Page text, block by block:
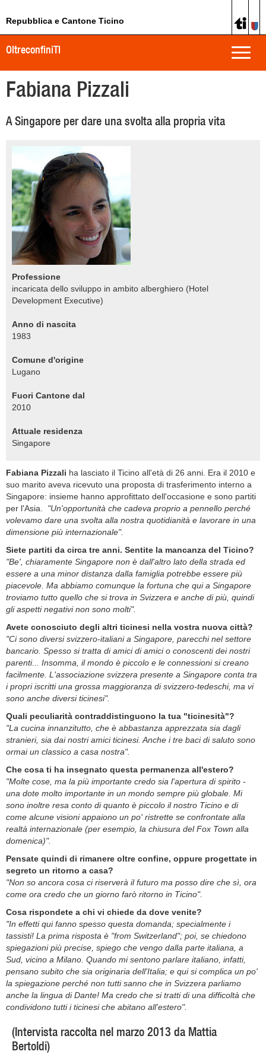
Repubblica e Cantone Ticino
Toggle
OltreconfiniTI
Fabiana Pizzali
A Singapore per dare una svolta alla propria vita
Professione
incaricata dello sviluppo in ambito alberghiero (Hotel
Development Executive)
Anno di nascita
1983
Comune d'origine
Lugano
Fuori Cantone dal
2010
Attuale residenza
Singapore
Fabiana Pizzali ha lasciato il Ticino all'età di 26 anni. Era il 2010 e
suo marito aveva ricevuto una proposta di trasferimento interno a
Singapore: insieme hanno approfittato dell'occasione e sono partiti
per l'Asia. "Un'opportunità che cadeva proprio a pennello perché
volevamo dare una svolta alla nostra quotidianità e lavorare in una
dimensione più internazionale".
Siete partiti da circa tre anni. Sentite la mancanza del Ticino?
"Be', chiaramente Singapore non è dall'altro lato della strada ed
essere a una minor distanza dalla famiglia potrebbe essere più
piacevole. Ma abbiamo comunque la fortuna che qui a Singapore
troviamo tutto quello che si trova in Svizzera e anche di più, quindi
gli aspetti negativi non sono molti".
Avete conosciuto degli altri ticinesi nella vostra nuova città?
"Ci sono diversi svizzero-italiani a Singapore, parecchi nel settore
bancario. Spesso si tratta di amici di amici o conoscenti dei nostri
parenti... Insomma, il mondo è piccolo e le connessioni si creano
facilmente. L'associazione svizzera presente a Singapore conta tra
i propri iscritti una grossa maggioranza di svizzero-tedeschi, ma vi
sono anche diversi ticinesi".
Quali peculiarità contraddistinguono la tua "ticinesità"?
"La cucina innanzitutto, che è abbastanza apprezzata sia dagli
stranieri, sia dai nostri amici ticinesi. Anche i tre baci di saluto sono
ormai un classico a casa nostra".
Che cosa ti ha insegnato questa permanenza all'estero?
"Molte cose, ma la più importante credo sia l'apertura di spirito -
una dote molto importante in un mondo sempre più globale. Mi
sono inoltre resa conto di quanto è piccolo il nostro Ticino e di
come alcune visioni appaiono un po' ristrette se confrontate alla
realtà internazionale (per esempio, la chiusura del Fox Town alla
domenica)".
Pensate quindi di rimanere oltre confine, oppure progettate in
segreto un ritorno a casa?
"Non so ancora cosa ci riserverà il futuro ma posso dire che sì, ora
come ora credo che un giorno farò ritorno in Ticino".
Cosa rispondete a chi vi chiede da dove venite?
"In effetti qui fanno spesso questa domanda; specialmente i
tassisti! La prima risposta è "from Switzerland"; poi, se chiedono
spiegazioni più precise, spiego che vengo dalla parte italiana, a
Sud, vicino a Milano. Quando mi sentono parlare italiano, infatti,
pensano subito che sia originaria dell'Italia; e qui si complica un po'
la spiegazione perché non tutti sanno che in Svizzera parliamo
anche la lingua di Dante! Ma credo che si tratti di una difficoltà che
condividono tutti i ticinesi che abitano all'estero".
(Intervista raccolta nel marzo 2013 da Mattia
Bertoldi)